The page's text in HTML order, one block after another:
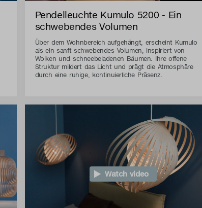
Pendelleuchte Kumulo 5200 - Ein
schwebendes Volumen
Über dem Wohnbereich aufgehängt, erscheint Kumulo
als ein sanft schwebendes Volumen, inspiriert von
Wolken und schneebeladenen Bäumen. Ihre offene
Struktur mildert das Licht und prägt die Atmosphäre
durch eine ruhige, kontinuierliche Präsenz.
Watch video